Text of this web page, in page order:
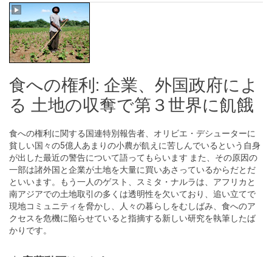
食への権利: 企業、外国政府によ
る 土地の収奪で第３世界に飢餓
食への権利に関する国連特別報告者、オリビエ・デシューターに
貧しい国々の5億人あまりの小農が飢えに苦しんでいるという自身
が出した最近の警告について語ってもらいます また、その原因の
一部は諸外国と企業が土地を大量に買いあさっているからだとだ
といいます。もう一人のゲスト、スミタ・ナルラは、アフリカと
南アジアでの土地取引の多くは透明性を欠いており、追い立てで
現地コミュニティを脅かし、人々の暮らしをむしばみ、食へのア
クセスを危機に陥らせていると指摘する新しい研究を執筆したば
かりです。